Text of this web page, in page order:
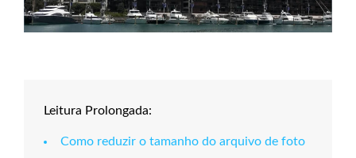
Leitura Prolongada:
Como reduzir o tamanho do arquivo de foto